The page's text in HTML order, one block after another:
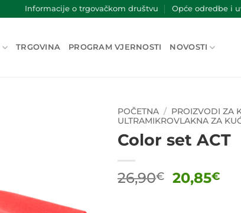
Informacije o trgovačkom društvu Opće odredbe i
TRGOVINA PROGRAM VJERNOSTI NOVOSTI
POČETNA / PROIZVODI ZA
ULTRAMIKROVLAKNA ZA
Color set ACT
26,90€
Izvorna
20,85€